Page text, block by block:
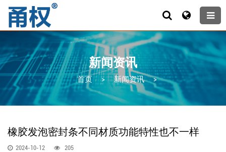
新闻资讯
首页 > 新闻资讯 >
橡胶发泡密封条不同材质功能特性也不一样
2024-10-12 205